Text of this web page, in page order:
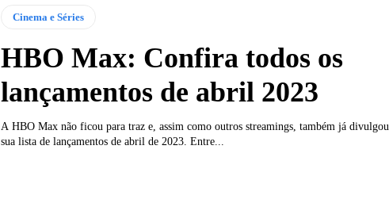
Cinema e Séries
HBO Max: Confira todos os
lançamentos de abril 2023
A HBO Max não ficou para traz e, assim como outros streamings, também já divulgou
sua lista de lançamentos de abril de 2023. Entre...